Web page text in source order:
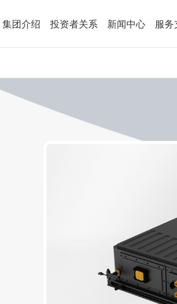
集团介绍 投资者关系 新闻中心 服务